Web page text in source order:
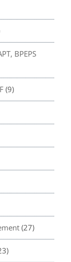
BPEPS
(9)
(27)